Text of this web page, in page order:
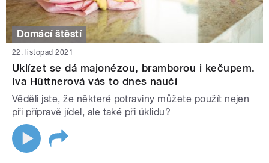
Domácí štěstí
22. listopad 2021
Uklízet se dá majonézou, bramborou i kečupem.
Iva Hüttnerová vás to dnes naučí
Věděli jste, že některé potraviny můžete použít nejen
při přípravě jídel, ale také při úklidu?